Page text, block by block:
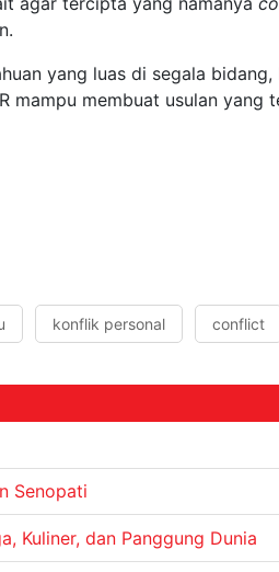
yang luas di segala
mampu membuat usulan
konflik personal conflict
Senopati
Kuliner, dan Panggung Dunia